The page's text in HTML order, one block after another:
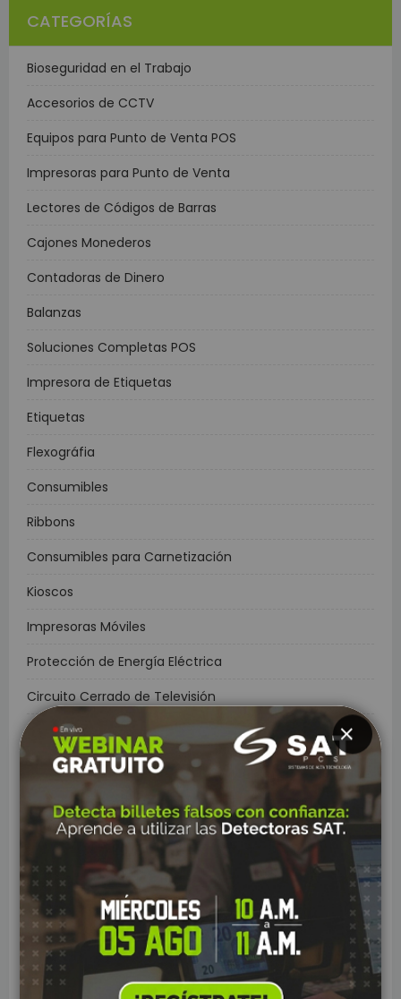
CATEGORÍAS
Bioseguridad en el Trabajo
Accesorios de CCTV
Equipos para Punto de Venta POS
Impresoras para Punto de Venta
Lectores de Códigos de Barras
Cajones Monederos
Contadoras de Dinero
Balanzas
Soluciones Completas POS
Impresora de Etiquetas
Etiquetas
Flexográfia
Consumibles
Ribbons
Consumibles para Carnetización
Kioscos
Impresoras Móviles
Protección de Energía Eléctrica
Circuito Cerrado de Televisión
CCTV
Controles de Acceso y Asistencia
Biometricos
Rastreo Satelital
Alarmas de Seguridad
Domótica y Automatización para el Hogar
Cables Redes
Fibra Optica
CERRAR